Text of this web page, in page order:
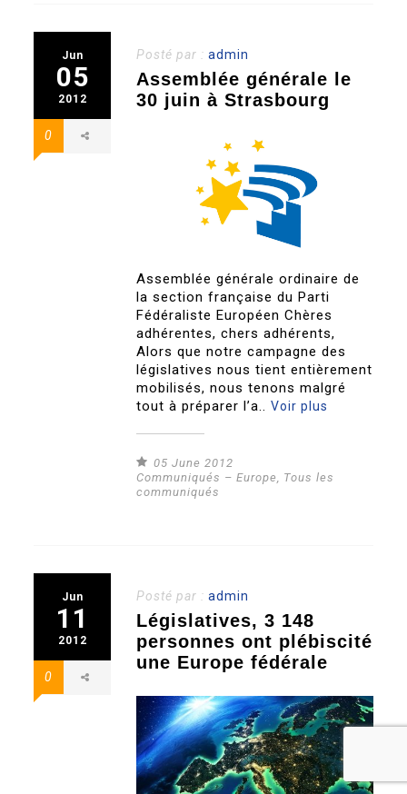
Jun
05
2012
0
Posté par :admin
Assemblée générale le
30 juin à Strasbourg
Assemblée générale ordinaire de
la section française du Parti
Fédéraliste Européen Chères
adhérentes, chers adhérents,
Alors que notre campagne des
législatives nous tient entièrement
mobilisés, nous tenons malgré
tout à préparer l’a..Voir plus
05 June 2012
Communiqués – Europe
Tous les
communiqués
Jun
11
2012
0
Posté par :admin
Législatives, 3 148
personnes ont plébiscité
une Europe fédérale